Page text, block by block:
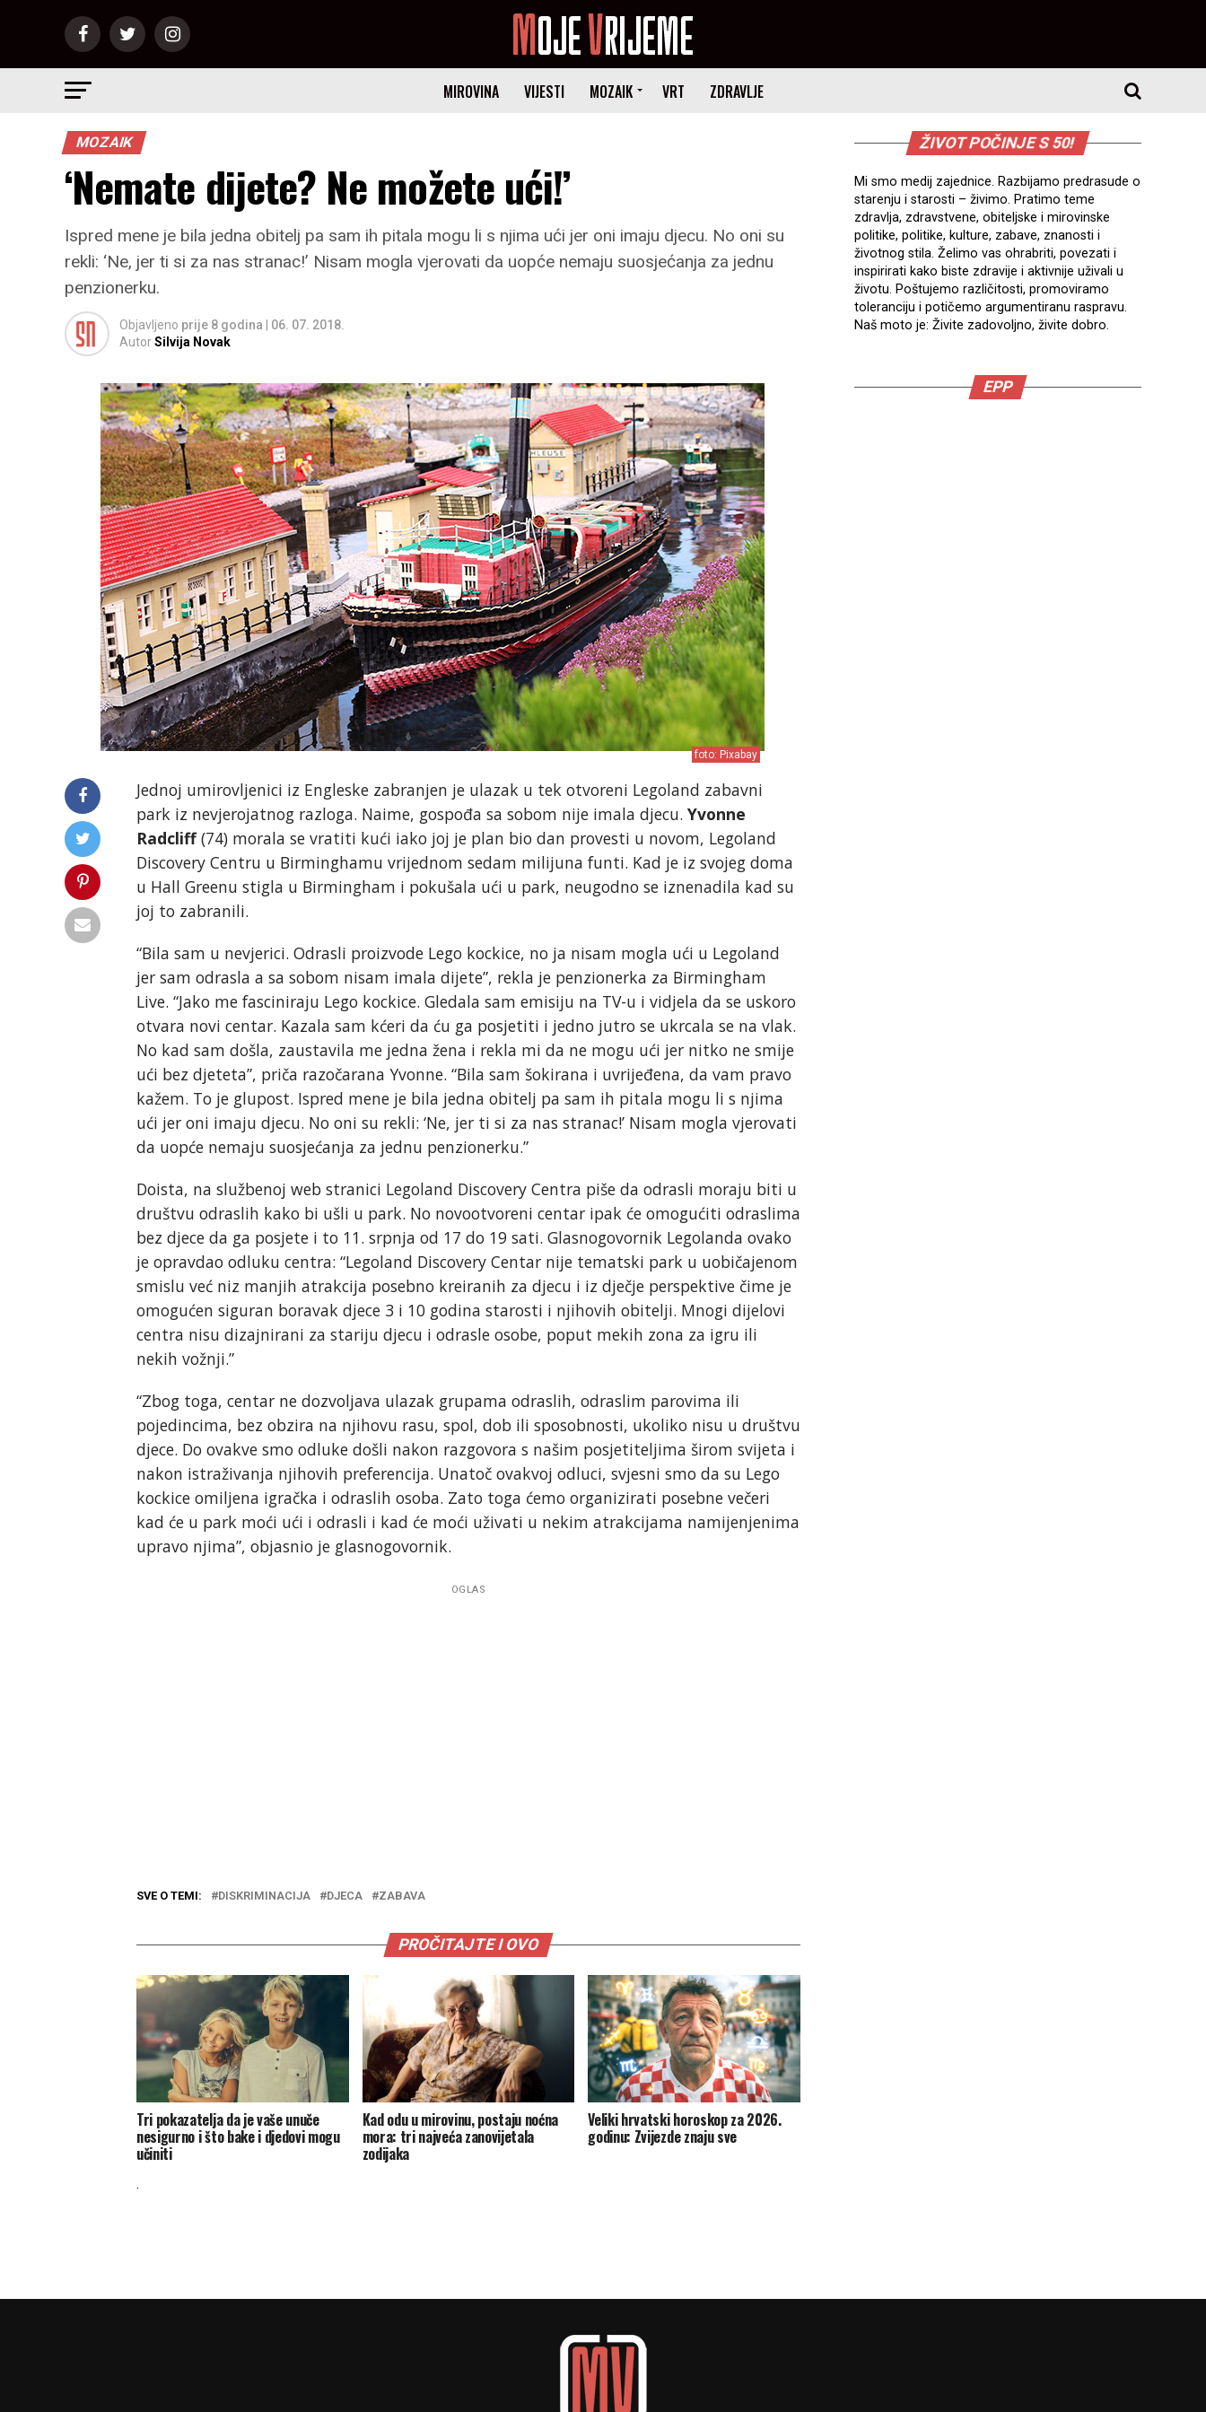
MIROVINA VIJESTI MOZAIK VRT ZDRAVLJE
MOZAIK
‘Nemate dijete? Ne možete ući!’
Ispred mene je bila jedna obitelj pa sam ih pitala mogu li s njima ući jer oni imaju djecu. No oni su
rekli: ‘Ne, jer ti si za nas stranac!’ Nisam mogla vjerovati da uopće nemaju suosjećanja za jednu
penzionerku.
Objavljeno prije 8 godina
06. 07. 2018.
AutorSilvija Novak
foto: Pixabay
Jednoj umirovljenici iz Engleske zabranjen je ulazak u tek otvoreni Legoland zabavni
park iz nevjerojatnog razloga. Naime, gospođa sa sobom nije imala djecu. Yvonne
Radcliff(74) morala se vratiti kući iako joj je plan bio dan provesti u novom, Legoland
Discovery Centru u Birminghamu vrijednom sedam milijuna funti. Kad je iz svojeg doma
u Hall Greenu stigla u Birmingham i pokušala ući u park, neugodno se iznenadila kad su
joj to zabranili.
“Bila sam u nevjerici. Odrasli proizvode Lego kockice, no ja nisam mogla ući u Legoland
jer sam odrasla a sa sobom nisam imala dijete”, rekla je penzionerka za Birmingham
Live. “Jako me fasciniraju Lego kockice. Gledala sam emisiju na TV-u i vidjela da se uskoro
otvara novi centar. Kazala sam kćeri da ću ga posjetiti i jedno jutro se ukrcala se na vlak.
No kad sam došla, zaustavila me jedna žena i rekla mi da ne mogu ući jer nitko ne smije
ući bez djeteta”, priča razočarana Yvonne. “Bila sam šokirana i uvrijeđena, da vam pravo
kažem. To je glupost. Ispred mene je bila jedna obitelj pa sam ih pitala mogu li s njima
ući jer oni imaju djecu. No oni su rekli: ‘Ne, jer ti si za nas stranac!’ Nisam mogla vjerovati
da uopće nemaju suosjećanja za jednu penzionerku.”
Doista, na službenoj web stranici Legoland Discovery Centra piše da odrasli moraju biti u
društvu odraslih kako bi ušli u park. No novootvoreni centar ipak će omogućiti odraslima
bez djece da ga posjete i to 11. srpnja od 17 do 19 sati. Glasnogovornik Legolanda ovako
je opravdao odluku centra: “Legoland Discovery Centar nije tematski park u uobičajenom
smislu već niz manjih atrakcija posebno kreiranih za djecu i iz dječje perspektive čime je
omogućen siguran boravak djece 3 i 10 godina starosti i njihovih obitelji. Mnogi dijelovi
centra nisu dizajnirani za stariju djecu i odrasle osobe, poput mekih zona za igru ili
nekih vožnji.”
“Zbog toga, centar ne dozvoljava ulazak grupama odraslih, odraslim parovima ili
pojedincima, bez obzira na njihovu rasu, spol, dob ili sposobnosti, ukoliko nisu u društvu
djece. Do ovakve smo odluke došli nakon razgovora s našim posjetiteljima širom svijeta i
nakon istraživanja njihovih preferencija. Unatoč ovakvoj odluci, svjesni smo da su Lego
kockice omiljena igračka i odraslih osoba. Zato toga ćemo organizirati posebne večeri
kad će u park moći ući i odrasli i kad će moći uživati u nekim atrakcijama namijenjenima
upravo njima”, objasnio je glasnogovornik.
OGLAS
SVE O TEMI: DISKRIMINACIJA DJECA ZABAVA
PROČITAJTE I OVO
Tri pokazatelja da je vaše unuče
nesigurno i što bake i djedovi mogu
učiniti
Kad odu u mirovinu, postaju noćna
mora: tri najveća zanovijetala
zodijaka
Veliki hrvatski horoskop za 2026.
godinu: Zvijezde znaju sve
.
ŽIVOT POČINJE S 50!
Mi smo medij zajednice. Razbijamo predrasude o
starenju i starosti – živimo. Pratimo teme
zdravlja, zdravstvene, obiteljske i mirovinske
politike, politike, kulture, zabave, znanosti i
životnog stila. Želimo vas ohrabriti, povezati i
inspirirati kako biste zdravije i aktivnije uživali u
životu. Poštujemo različitosti, promoviramo
toleranciju i potičemo argumentiranu raspravu.
Naš moto je: Živite zadovoljno, živite dobro.
EPP